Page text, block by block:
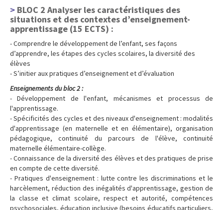
BLOC 2 Analyser les caractéristiques des
situations et des contextes d’enseignement-
apprentissage (15 ECTS) :
- Comprendre le développement de l’enfant, ses façons
d’apprendre, les étapes des cycles scolaires, la diversité des
élèves
- S’initier aux pratiques d’enseignement et d’évaluation
Enseignements du bloc 2 :
- Développement de l'enfant, mécanismes et processus de
l'apprentissage.
- Spécificités des cycles et des niveaux d'enseignement : modalités
d'apprentissage (en maternelle et en élémentaire), organisation
pédagogique, continuité du parcours de l'élève, continuité
maternelle élémentaire-collège.
- Connaissance de la diversité des élèves et des pratiques de prise
en compte de cette diversité.
- Pratiques d'enseignement : lutte contre les discriminations et le
harcèlement, réduction des inégalités d'apprentissage, gestion de
la classe et climat scolaire, respect et autorité, compétences
psychosociales, éducation inclusive (besoins éducatifs particuliers,